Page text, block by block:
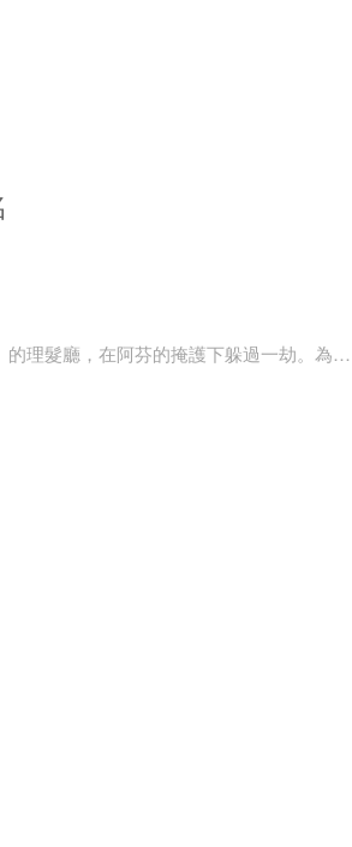
日光之橙SUNNYPARFUM、紫月光
理髮廳，在阿芬的掩護下躲過一劫。為了
受敵，他要如何在求愛與復仇間，展現男
品牌成為一句完整識別， vacanza con
美好的假期體驗。